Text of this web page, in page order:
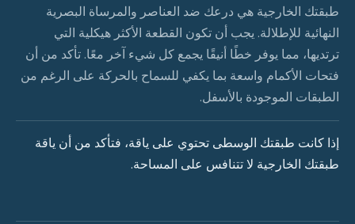
طبقتك الخارجية هي درعك ضد العناصر والمرساة البصرية
النهائية للإطلالة. يجب أن تكون القطعة الأكثر هيكلية التي
ترتديها، مما يوفر خطًا أنيقًا يجمع كل شيء آخر معًا. تأكد من أن
فتحات الأكمام واسعة بما يكفي للسماح بالحركة على الرغم من
الطبقات الموجودة بالأسفل.
إذا كانت طبقتك الوسطى تحتوي على ياقة، فتأكد من أن ياقة
طبقتك الخارجية لا تتنافس على المساحة.